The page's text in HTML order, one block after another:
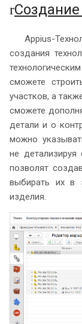
r
Appius-
создания
сможете
участков, а
сможете
детали и о
можно
не
позволят
выбирать их в
изделия.